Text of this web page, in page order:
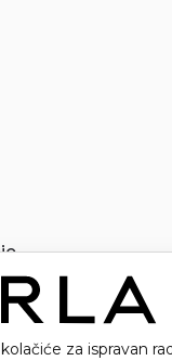
za ispravan